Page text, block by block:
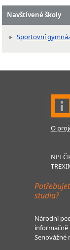
Navštívené školy
Sportovní
O
NPI
studia?
Národní
Senovážné